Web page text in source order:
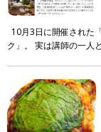
10月3日に開催された
ク」。 実は講師の一人